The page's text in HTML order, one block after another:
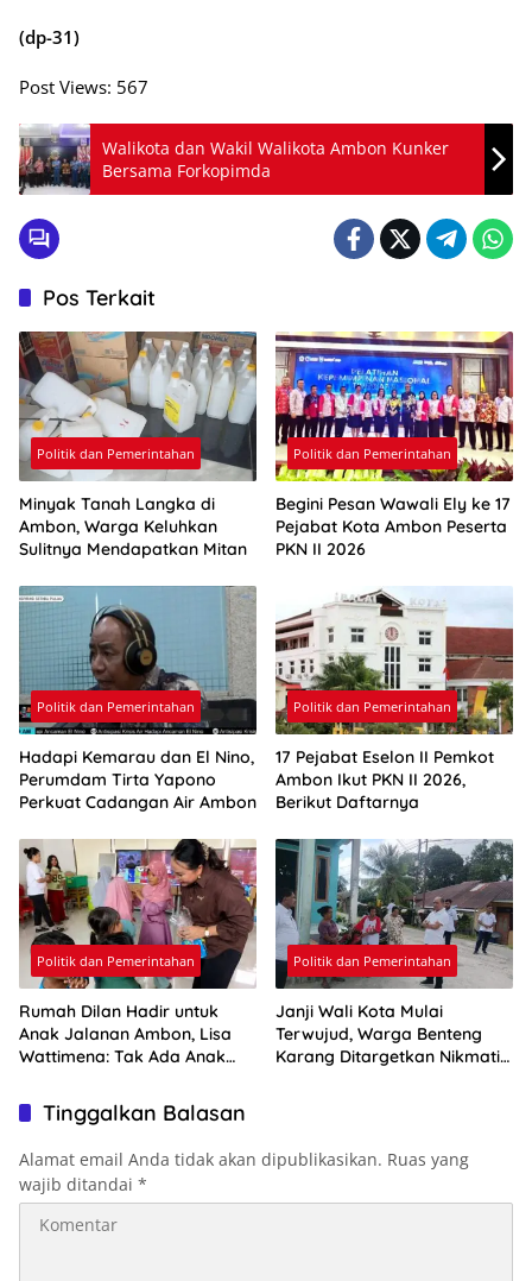
(dp-31)
Post Views: 567
Walikota dan Wakil Walikota Ambon Kunker
Bersama Forkopimda
Pos Terkait
Politik dan Pemerintahan
Minyak Tanah Langka di
Ambon, Warga Keluhkan
Sulitnya Mendapatkan Mitan
Politik dan Pemerintahan
Begini Pesan Wawali Ely ke 17
Pejabat Kota Ambon Peserta
PKN II 2026
Politik dan Pemerintahan
Hadapi Kemarau dan El Nino,
Perumdam Tirta Yapono
Perkuat Cadangan Air Ambon
Politik dan Pemerintahan
17 Pejabat Eselon II Pemkot
Ambon Ikut PKN II 2026,
Berikut Daftarnya
Politik dan Pemerintahan
Rumah Dilan Hadir untuk
Anak Jalanan Ambon, Lisa
Wattimena: Tak Ada Anak
Depannya
Politik dan Pemerintahan
Janji Wali Kota Mulai
Terwujud, Warga Benteng
Karang Ditargetkan Nikmati
Tinggalkan Balasan
Alamat email Anda tidak akan dipublikasikan. Ruas yang
wajib ditandai *